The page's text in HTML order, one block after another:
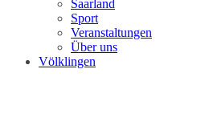
Saarland
Sport
Veranstaltungen
Über uns
Völklingen